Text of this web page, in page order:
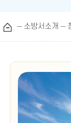
소방서소개